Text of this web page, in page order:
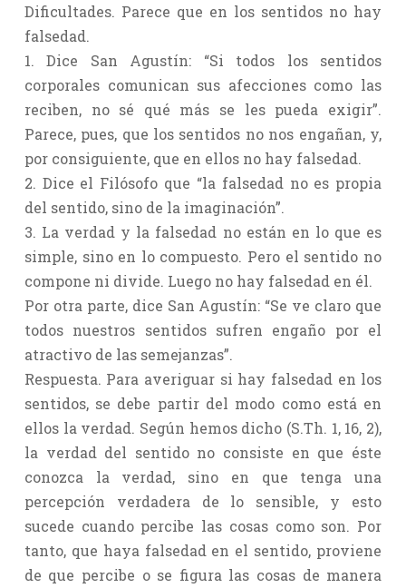
Dificultades. Parece que en los sentidos no hay
falsedad.
1. Dice San Agustín: “Si todos los sentidos
corporales comunican sus afecciones como las
reciben, no sé qué más se les pueda exigir”.
Parece, pues, que los sentidos no nos engañan, y,
por consiguiente, que en ellos no hay falsedad.
2. Dice el Filósofo que “la falsedad no es propia
del sentido, sino de la imaginación”.
3. La verdad y la falsedad no están en lo que es
simple, sino en lo compuesto. Pero el sentido no
compone ni divide. Luego no hay falsedad en él.
Por otra parte, dice San Agustín: “Se ve claro que
todos nuestros sentidos sufren engaño por el
atractivo de las semejanzas”.
Respuesta. Para averiguar si hay falsedad en los
sentidos, se debe partir del modo como está en
ellos la verdad. Según hemos dicho (S.Th. 1, 16, 2),
la verdad del sentido no consiste en que éste
conozca la verdad, sino en que tenga una
percepción verdadera de lo sensible, y esto
sucede cuando percibe las cosas como son. Por
tanto, que haya falsedad en el sentido, proviene
de que percibe o se figura las cosas de manera